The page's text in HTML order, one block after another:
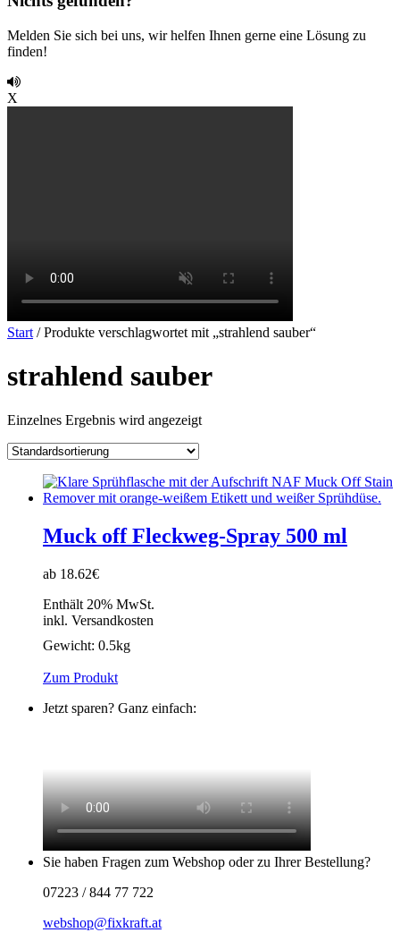
Melden Sie sich bei uns, wir helfen Ihnen gerne eine Lösung zu
finden!
X
Start / Produkte verschlagwortet mit „strahlend sauber“
strahlend sauber
Einzelnes Ergebnis wird angezeigt
Muck off Fleckweg-Spray 500 ml
ab 18.62€
Enthält 20% MwSt.
inkl. Versandkosten
Gewicht: 0.5kg
Zum Produkt
Jetzt sparen? Ganz einfach:
Sie haben Fragen zum Webshop oder zu Ihrer Bestellung?
07223 / 844 77 722
webshop@fixkraft.at